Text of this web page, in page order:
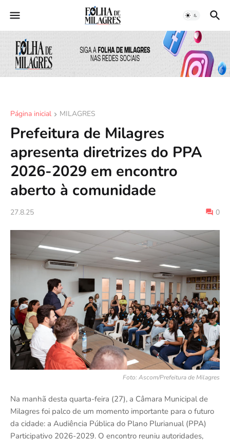
Página inicial MILAGRES
Prefeitura de Milagres
apresenta diretrizes do PPA
2026-2029 em encontro
aberto à comunidade
27.8.25 0
Foto: Ascom/Prefeitura de Milagres
Na manhã desta quarta-feira (27), a Câmara Municipal de
Milagres foi palco de um momento importante para o futuro
da cidade: a Audiência Pública do Plano Plurianual (PPA)
Participativo 2026-2029. O encontro reuniu autoridades,